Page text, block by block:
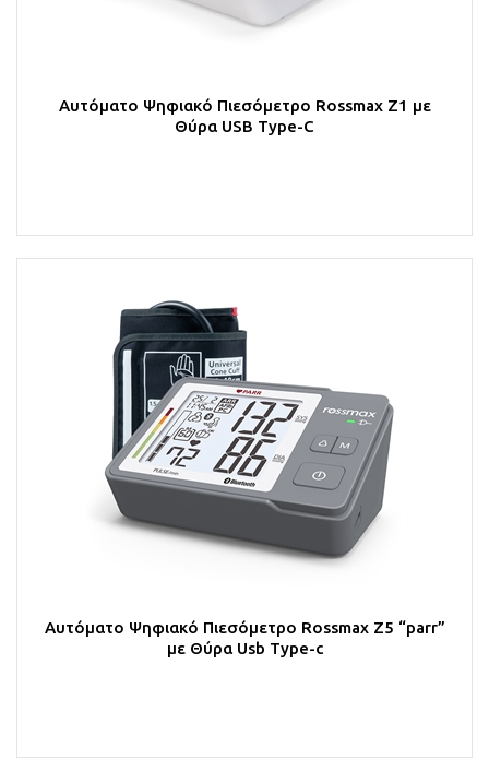
Αυτόματο Ψηφιακό Πιεσόμετρο Rossmax Z1 με
Θύρα USB Type-C
Αυτόματο Ψηφιακό Πιεσόμετρο Rossmax Z5 “parr”
με Θύρα Usb Type-c